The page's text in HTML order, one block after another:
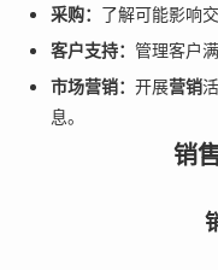
采购： 了解可能影响
客户支持：管理客户
市场营销：开展营销
息。
销